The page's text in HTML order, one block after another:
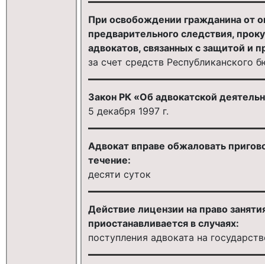
При освобождении гражданина от
предварительного следствия,
адвокатов, связанных с защитой и
за счет средств Республиканского
Закон РК «Об адвокатской
5 декабря 1997 г.
Адвокат вправе обжаловать
течение:
десяти суток
Действие лицензии на право
приостанавливается в случаях:
поступления адвоката на